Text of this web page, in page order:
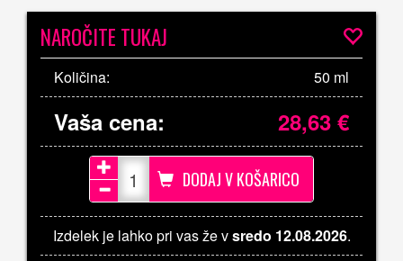
NAROČITE TUKAJ
Količina: 50 ml
Vaša cena: 28,63€
DODAJ V KOŠARICO
Izdelek je lahko pri vas že vsredo 12.08.2026.